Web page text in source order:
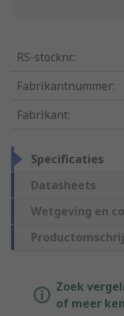
RS-stocknr.:
Fabrikantnummer:
Fabrikant:
Specificaties
Datasheets
Wetgeving en
Zoek
of meer